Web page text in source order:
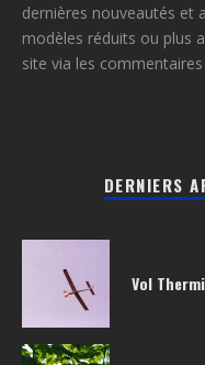
dernières nouveautés et
modèles réduits ou plus
site via les
DERNIERS
Vol